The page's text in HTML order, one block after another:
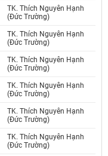
TK. Thích Nguyên Hạnh
(Đức Trường)
TK. Thích Nguyên Hạnh
(Đức Trường)
TK. Thích Nguyên Hạnh
(Đức Trường)
TK. Thích Nguyên Hạnh
(Đức Trường)
TK. Thích Nguyên Hạnh
(Đức Trường)
TK. Thích Nguyên Hạnh
(Đức Trường)